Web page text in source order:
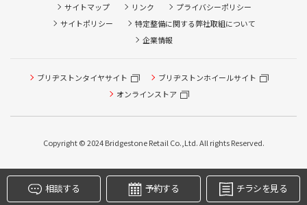
サイトマップ リンク
プライバシーポリシー
サイトポリシー
特定整備に関する弊社取組について
企業情報
ブリヂストンタイヤサイト
ブリヂストンホイールサイト
オンラインストア
Copyright © 2024 Bridgestone Retail Co.,Ltd. All rights Reserved.
相談する 予約する チラシを見る
タイヤ点検・安全点検/タイヤ履き替え/オイル交換/その他
ピット作業の予約
本日のタイヤ履き替え順番待ち予約 ※クローク契約会員の